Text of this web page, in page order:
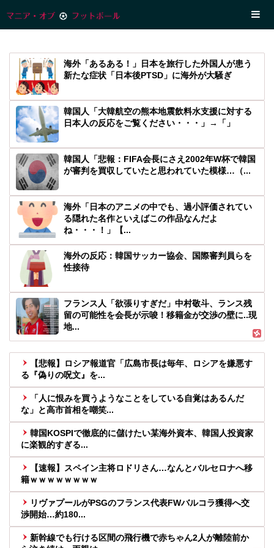
海外「あるある！」日本を旅行した外国人が患う
新たな症状「日本後PTSD」に海外が大騒ぎ
韓国人「大韓航空の熊本地震飲料水支援に対する
日本人の反応をご覧ください・・・」→「」
韓国人「悲報：FIFA会長にさえ2002年W杯で韓国
が審判を買収していたと思われていた模様…（...
海外「日本のアニメの中でも、過小評価されてい
る隠れた名作といえばこの作品なんだよ
ね・・・！」【...
海外の反応：韓国サッカー協会、国際審判員らを
性接待
フランス人「欲張りすぎだ」中村敬斗、ランス残
留の可能性を会長が示唆！移籍金が交渉の壁に..現
地...
【悲報】ロシア報道官「広島市長は毎年、ロシアを嫌悪す
る『偽りの呪文』を...
「人に恨みを買うようなことをしている自覚はあるんだ
な」と高市首相を嘲笑...
韓国KOSPIで徹底的に儲けたい某海外資本、韓国人投資家
に楽観的すぎる...
【速報】スペイン主将ロドリさん…なんとバルセロナへ移
籍ｗｗｗｗｗｗｗｗ
リヴァプールがPSGのフランス代表FWバルコラ獲得へ交
渉開始…約180...
新幹線でも行ける区間の飛行機で赤ちゃん2人が離陸前か